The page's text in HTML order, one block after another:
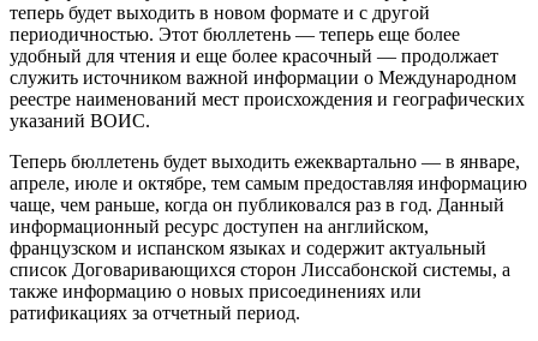
теперь будет выходить в новом формате и с другой
периодичностью. Этот бюллетень — теперь еще более
удобный для чтения и еще более красочный — продолжает
служить источником важной информации о Международном
реестре наименований мест происхождения и географических
указаний ВОИС.
Теперь бюллетень будет выходить ежеквартально — в январе,
апреле, июле и октябре, тем самым предоставляя информацию
чаще, чем раньше, когда он публиковался раз в год. Данный
информационный ресурс доступен на английском,
французском и испанском языках и содержит актуальный
список Договаривающихся сторон Лиссабонской системы, а
также информацию о новых присоединениях или
ратификациях за отчетный период.